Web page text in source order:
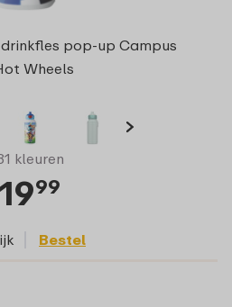
pop-up Campus
Wheels
kleuren
1999
Bestel